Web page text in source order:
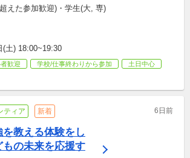
えた参加歓迎)・学生(大, 専)
(土) 18:00~19:30
歓迎 学校/仕事終わりから参加
土日中心
ティア 新着 6日前
教える体験をし
もの未来を応援す